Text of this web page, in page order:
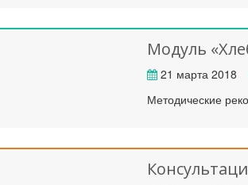
Модуль
21 марта 2018
Методические